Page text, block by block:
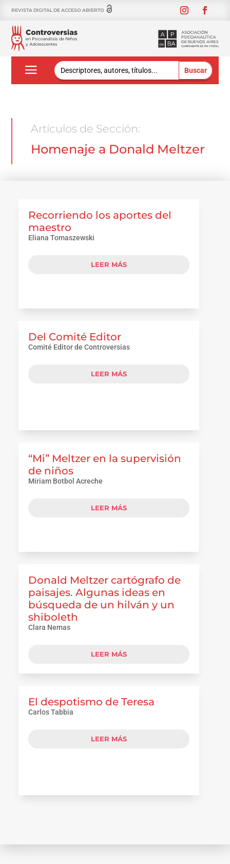
REVISTA DIGITAL DE ACCESO ABIERTO
Buscar:
Artículos de Sección:
Homenaje a Donald Meltzer
Recorriendo los aportes del
maestro
Eliana Tomaszewski
LEER MÁS
Del Comité Editor
Comité Editor de Controversias
LEER MÁS
“Mi” Meltzer en la supervisión
de niños
Miriam Botbol Acreche
LEER MÁS
Donald Meltzer cartógrafo de
paisajes. Algunas ideas en
búsqueda de un hilván y un
shiboleth
Clara Nemas
LEER MÁS
El despotismo de Teresa
Carlos Tabbia
LEER MÁS